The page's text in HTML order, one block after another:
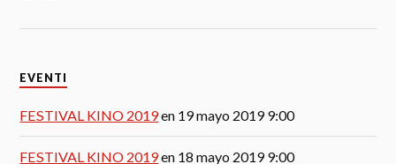
EVENTI
FESTIVAL KINO 2019en 19 mayo 2019 9:00
FESTIVAL KINO 2019en 18 mayo 2019 9:00